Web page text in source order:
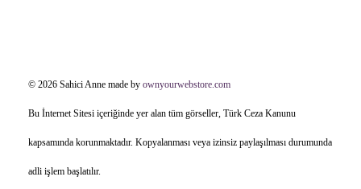
© 2026 Sahici Anne made by ownyourwebstore.com
Bu İnternet Sitesi içeriğinde yer alan tüm görseller, Türk Ceza Kanunu
kapsamında korunmaktadır. Kopyalanması veya izinsiz paylaşılması durumunda
adli işlem başlatılır.